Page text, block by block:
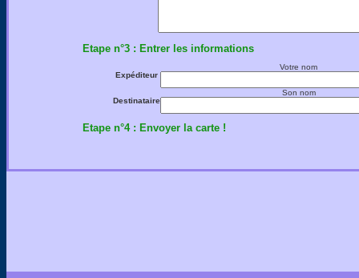
Etape n°3 : Entrer les informations
Expéditeur
Votre nom
Destinataire
Son nom
Etape n°4 : Envoyer la carte !